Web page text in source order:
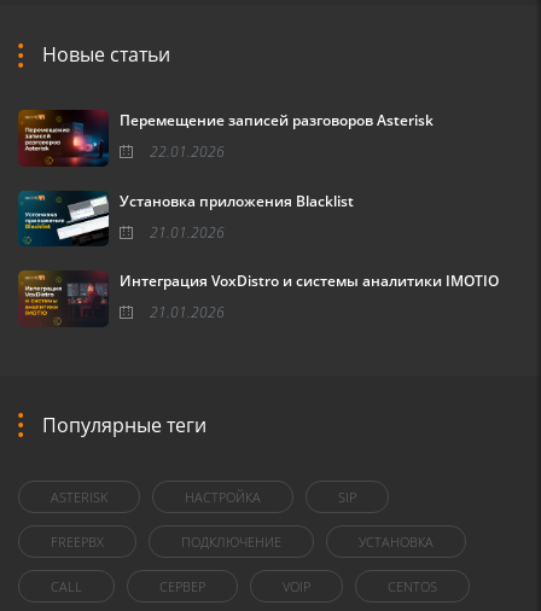
Новые статьи
Перемещение записей разговоров Asterisk
22.01.2026
Установка приложения Blacklist
21.01.2026
Интеграция VoxDistro и системы аналитики IMOTIO
21.01.2026
Популярные теги
ASTERISK НАСТРОЙКА SIP
FREEPBX ПОДКЛЮЧЕНИЕ УСТАНОВКА
CALL СЕРВЕР VOIP CENTOS